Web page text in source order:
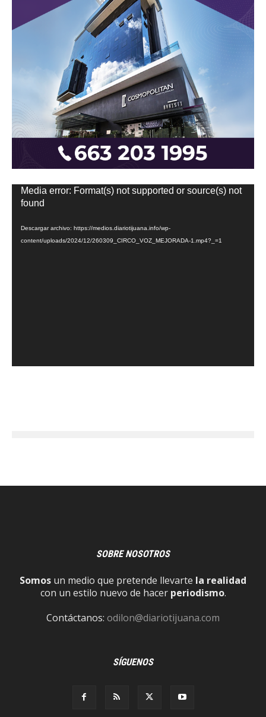
Reproductor
de
Media error: Format(s) not supported or source(s) not
found
Descargar archivo: https://medios.diariotijuana.info/wp-
content/uploads/2024/12/260309_CIRCO_VOZ_MEJORADA-1.mp4?_=1
SOBRE NOSOTROS
Somos un medio que pretende llevarte la realidad
con un estilo nuevo de hacer periodismo.
Contáctanos: odilon@diariotijuana.com
SÍGUENOS